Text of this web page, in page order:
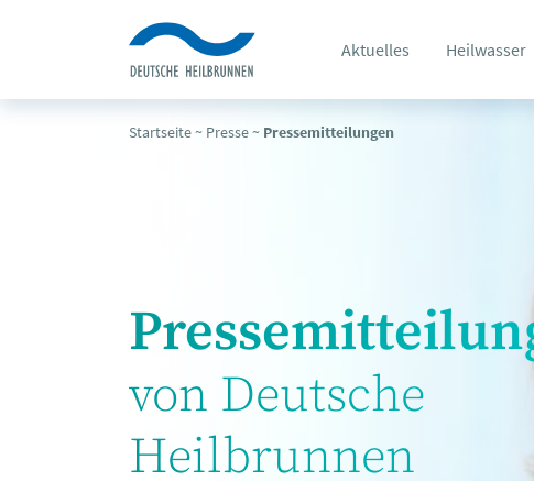
Aktuelles Heilwasser
Startseite~ Presse~ Pressemitteilungen
von Deutsche
Heilbrunnen